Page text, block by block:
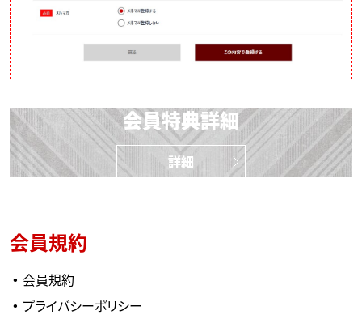
会員特典詳細
詳細
会員規約
会員規約
プライバシーポリシー